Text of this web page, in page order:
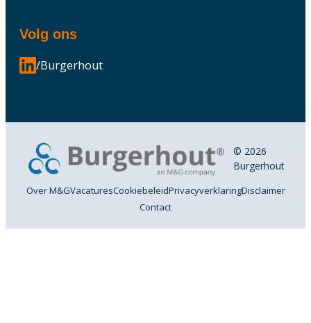
Volg ons
/Burgerhout
© 2026
Burgerhout
Over M&GVacaturesCookiebeleidPrivacyverklaringDisclaimer
Contact